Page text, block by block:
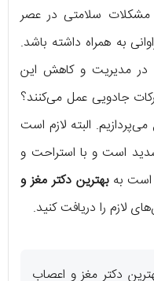
مشکلات سلامتی در عصر
به همراه داشته باشد.
در مدیریت و کاهش این
جادویی عمل می‌کنند؟
البته لازم است
است و با استراحت و
است بهبهترین دکتر مغز و
لازم را دریافت کنید.
بهترین دکتر مغز و اعصاب